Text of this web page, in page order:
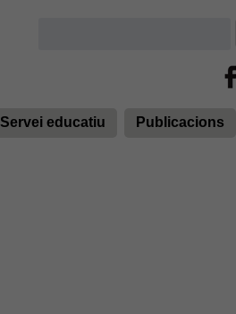
Servei educatiu Publicacions